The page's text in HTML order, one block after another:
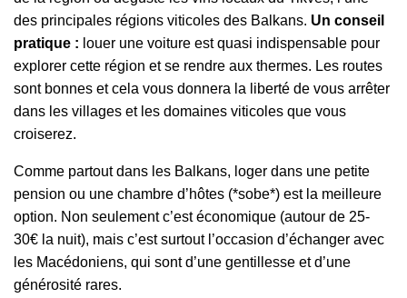
des principales régions viticoles des Balkans. Un conseil
pratique : louer une voiture est quasi indispensable pour
explorer cette région et se rendre aux thermes. Les routes
sont bonnes et cela vous donnera la liberté de vous arrêter
dans les villages et les domaines viticoles que vous
croiserez.
Comme partout dans les Balkans, loger dans une petite
pension ou une chambre d’hôtes (*sobe*) est la meilleure
option. Non seulement c’est économique (autour de 25-
30€ la nuit), mais c’est surtout l’occasion d’échanger avec
les Macédoniens, qui sont d’une gentillesse et d’une
générosité rares.